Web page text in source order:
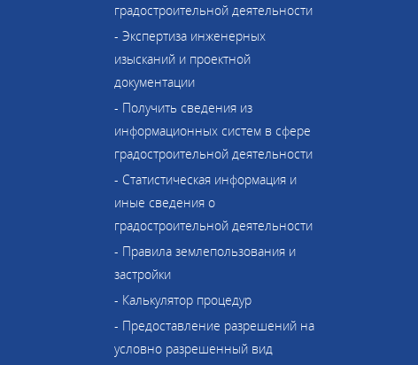
градостроительной деятельности
- Экспертиза инженерных
изысканий и проектной
документации
- Получить сведения из
информационных систем в сфере
градостроительной деятельности
- Статистическая информация и
иные сведения о
градостроительной деятельности
- Правила землепользования и
застройки
- Калькулятор процедур
- Предоставление разрешений на
условно разрешенный вид